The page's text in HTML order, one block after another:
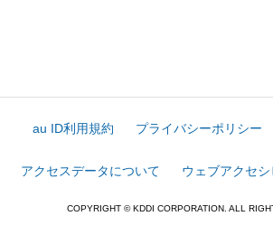
au ID利用規約 プライバシーポリシー
アクセスデータについて ウェブアクセ
COPYRIGHT © KDDI CORPORATION. ALL